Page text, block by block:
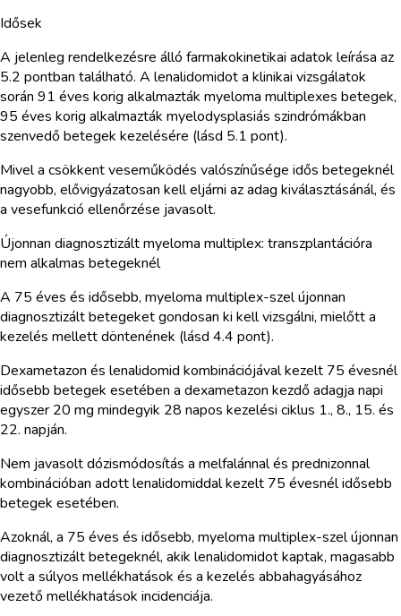
Idősek
A jelenleg rendelkezésre álló farmakokinetikai adatok leírása az
5.2 pontban található. A lenalidomidot a klinikai vizsgálatok
során 91 éves korig alkalmazták myeloma multiplexes betegek,
95 éves korig alkalmazták myelodysplasiás szindrómákban
szenvedő betegek kezelésére (lásd 5.1 pont).
Mivel a csökkent veseműködés valószínűsége idős betegeknél
nagyobb, elővigyázatosan kell eljárni az adag kiválasztásánál, és
a vesefunkció ellenőrzése javasolt.
Újonnan diagnosztizált myeloma multiplex: transzplantációra
nem alkalmas betegeknél
A 75 éves és idősebb, myeloma multiplex-szel újonnan
diagnosztizált betegeket gondosan ki kell vizsgálni, mielőtt a
kezelés mellett döntenének (lásd 4.4 pont).
Dexametazon és lenalidomid kombinációjával kezelt 75 évesnél
idősebb betegek esetében a dexametazon kezdő adagja napi
egyszer 20 mg mindegyik 28 napos kezelési ciklus 1., 8., 15. és
22. napján.
Nem javasolt dózismódosítás a melfalánnal és prednizonnal
kombinációban adott lenalidomiddal kezelt 75 évesnél idősebb
betegek esetében.
Azoknál, a 75 éves és idősebb, myeloma multiplex-szel újonnan
diagnosztizált betegeknél, akik lenalidomidot kaptak, magasabb
volt a súlyos mellékhatások és a kezelés abbahagyásához
vezető mellékhatások incidenciája.